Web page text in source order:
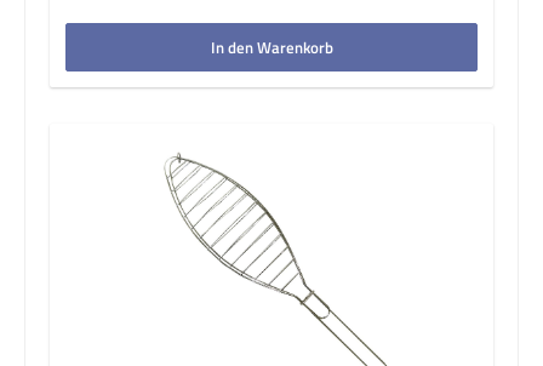
In den Warenkorb